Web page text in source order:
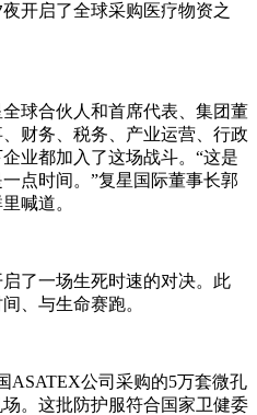
开启了全球采购医疗物资之
合伙人和首席代表、集团董
财务、税务、产业运营、行政
业都加入了这场战斗。“这是
点时间。”复星国际董事长郭
喊道。
一场生死时速的对决。此
、与生命赛跑。
公司采购的5万套微孔
。这批防护服符合国家卫健委